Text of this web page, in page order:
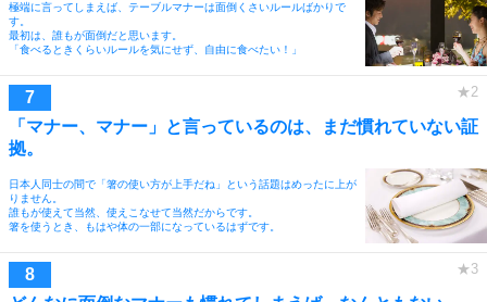
極端に言ってしまえば、テーブルマナーは面倒くさいルールばかりで
す。
最初は、誰もが面倒だと思います。
「食べるときくらいルールを気にせず、自由に食べたい！」
「マナー、マナー」と言っているのは、まだ慣れていない証
拠。
日本人同士の間で「箸の使い方が上手だね」という話題はめったに上が
りません。
誰もが使えて当然、使えこなせて当然だからです。
箸を使うとき、もはや体の一部になっているはずです。